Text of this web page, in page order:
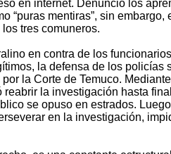
en internet. Denunció los
“puras mentiras”, sin
tres comuneros.
en contra de los
la defensa de los policías
la Corte de Temuco.
la investigación hasta
se opuso en estrados.
en la investigación,